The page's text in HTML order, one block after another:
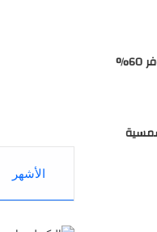
تصميم مبتكر لمحركات الطائرة يوفر 60%
الأشهر